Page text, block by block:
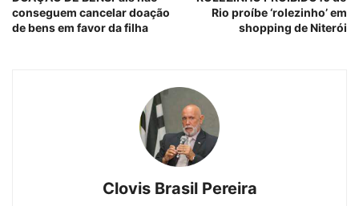
conseguem cancelar doação
de bens em favor da filha
Rio proíbe ‘rolezinho’ em
shopping de Niterói
Clovis Brasil Pereira